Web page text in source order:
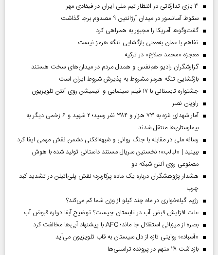
۳ بازی تدارکاتی در انتظار تیم ملی ایران در فیفادی مهر
سقوط آسانسور در میدان آرژانتین ۹ مصدوم برجا گذاشت
گفت‌وگوها آمریکا را مجبور به همراهی کرد
تفاهم با عمان به‌معنی بازگشایی تنگه هرمز نیست
معجزه «محمد صلاح» در ترکیه
گزارشگران رادیو هم‌نفس و همدل مردم در میدان‌های سخت هستند
بازگشایی تنگه هرمز مشروط به پذیرش شروط ایران است
جشنواره تابستانی با ۱۷ فیلم سینمایی و انیمیشن روی آنتن تلویزیون
راویان نصر
آمار شهدای غزه به ۷۳ هزار و ۳۸۴ نفر رسید؛ ۲ شهید و ۶ زخمی دیگر به
بیمارستان‌ها منتقل شدند
رسانه ملی در مقابله با جنگ روانی و شبهه‌افکنی دشمن نقش مهمی ایفا کرد
ببینید | «لبالب»؛ نخستین سریال مستند داستانی تولید شده با هوش
مصنوعی روی آنتن شبکه دو
هشدار پژوهشگران درباره یک ماده پرکاربرد؛ نقش پلی‌اتیلن در تشدید کبد
چرب
رژیم گیاه‌خواری در ماه چند کیلو از وزن شما کم می‌کند؟
علت افزایش قبض آب در تابستان چیست؟ توضیح آبفا درباره قبوض آب
بصره از میزبانی استقلال جا ماند؛ AFC با پیشنهاد آبی‌ها مخالفت کرد
«آسباد»؛ روایتی تازه از دل سیستان به قاب تلویزیون می‌آید
بازداشت ۲۸ متهم در پرونده تراستی‌ها